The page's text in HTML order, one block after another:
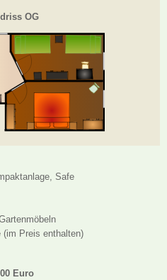
OG
Safe
(im Preis enthalten)
Euro